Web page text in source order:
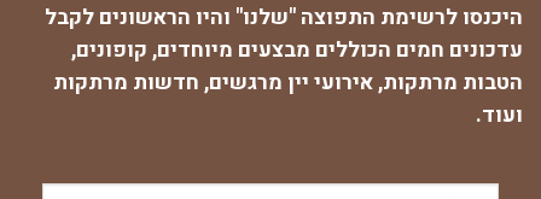
היכנסו לרשימת התפוצה "שלנו" והיו הראשונים לקבל
עדכונים חמים הכוללים מבצעים מיוחדים, קופונים,
הטבות מרתקות, אירועי יין מרגשים, חדשות מרתקות
ועוד.